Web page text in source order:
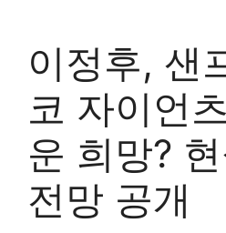
이정후, 샌
코 자이언
운 희망?
전망 공개